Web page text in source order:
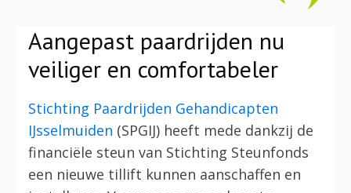
Aangepast paardrijden nu
veiliger en comfortabeler
Stichting Paardrijden Gehandicapten
IJsselmuiden (SPGIJ) heeft mede dankzij de
financiële steun van Stichting Steunfonds
een nieuwe tillift kunnen aanschaffen en